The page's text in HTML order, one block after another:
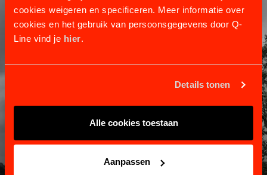
cookies weigeren en specificeren. Meer informatie over
cookies en het gebruik van persoonsgegevens door Q-
Line vind je hier.
Details tonen
Alle cookies toestaan
Aanpassen
Verzenden en retourneren